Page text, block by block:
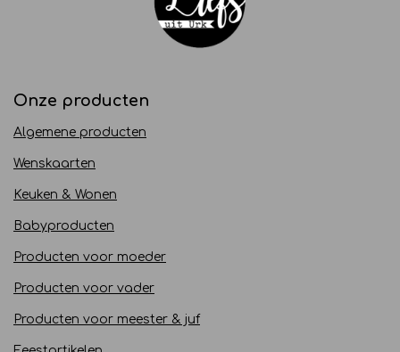
Onze producten
Algemene producten
Wenskaarten
Keuken & Wonen
Babyproducten
Producten voor moeder
Producten voor vader
Producten voor meester & juf